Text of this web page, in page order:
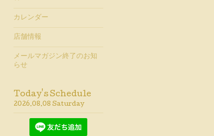
カレンダー
店舗情報
メールマガジン終了のお知
らせ
Today's Schedule
2026.08.08 Saturday